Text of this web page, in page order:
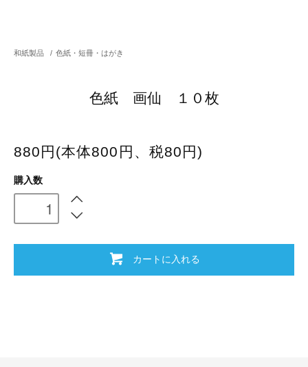
和紙製品 / 色紙・短冊・はがき
色紙 画仙 １０枚
880円(本体800円、税80円)
購入数
カートに入れる